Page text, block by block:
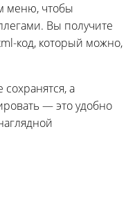
меню, чтобы
Вы получите
код, который можно,
а
— это удобно